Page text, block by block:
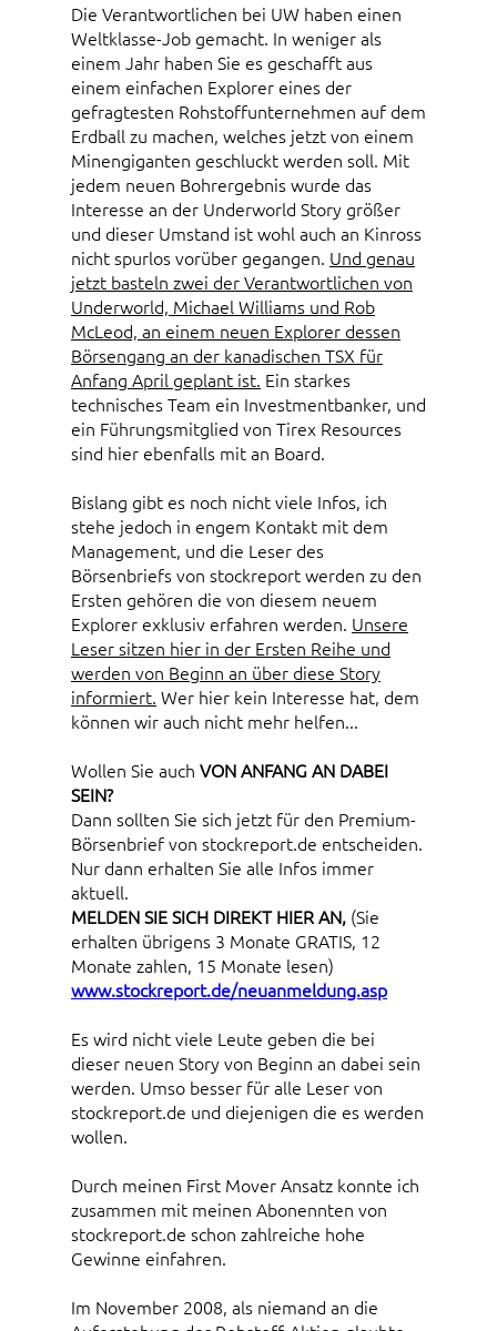
Die Verantwortlichen bei UW haben einen
Weltklasse-Job gemacht. In weniger als
einem Jahr haben Sie es geschafft aus
einem einfachen Explorer eines der
gefragtesten Rohstoffunternehmen auf dem
Erdball zu machen, welches jetzt von einem
Minengiganten geschluckt werden soll. Mit
jedem neuen Bohrergebnis wurde das
Interesse an der Underworld Story größer
und dieser Umstand ist wohl auch an Kinross
nicht spurlos vorüber gegangen. Und genau
jetzt basteln zwei der Verantwortlichen von
Underworld, Michael Williams und Rob
McLeod, an einem neuen Explorer dessen
Börsengang an der kanadischen TSX für
Anfang April geplant ist. Ein starkes
technisches Team ein Investmentbanker, und
ein Führungsmitglied von Tirex Resources
sind hier ebenfalls mit an Board.
Bislang gibt es noch nicht viele Infos, ich
stehe jedoch in engem Kontakt mit dem
Management, und die Leser des
Börsenbriefs von stockreport werden zu den
Ersten gehören die von diesem neuem
Explorer exklusiv erfahren werden. Unsere
Leser sitzen hier in der Ersten Reihe und
werden von Beginn an über diese Story
informiert. Wer hier kein Interesse hat, dem
können wir auch nicht mehr helfen...
Wollen Sie auch VON ANFANG AN DABEI
SEIN?
Dann sollten Sie sich jetzt für den Premium-
Börsenbrief von stockreport.de entscheiden.
Nur dann erhalten Sie alle Infos immer
aktuell.
MELDEN SIE SICH DIREKT HIER AN, (Sie
erhalten übrigens 3 Monate GRATIS, 12
Monate zahlen, 15 Monate lesen)
www.stockreport.de/neuanmeldung.asp
Es wird nicht viele Leute geben die bei
dieser neuen Story von Beginn an dabei sein
werden. Umso besser für alle Leser von
stockreport.de und diejenigen die es werden
wollen.
Durch meinen First Mover Ansatz konnte ich
zusammen mit meinen Abonennten von
stockreport.de schon zahlreiche hohe
Gewinne einfahren.
Im November 2008, als niemand an die